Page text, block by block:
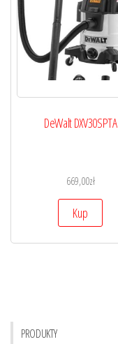
DeWalt DXV30SPTA
669,00zł
Kup
PRODUKTY